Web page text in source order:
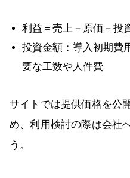
利益＝売上－原価－投
投資金額：導入初期費
要な工数や人件費
サイトでは提供価格を公
め、利用検討の際は会社
う。